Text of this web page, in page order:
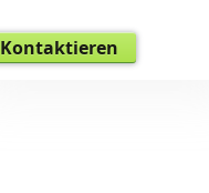
Kontaktieren